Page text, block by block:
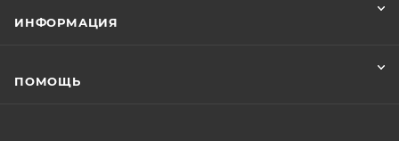
ИНФОРМАЦИЯ
ПОМОЩЬ